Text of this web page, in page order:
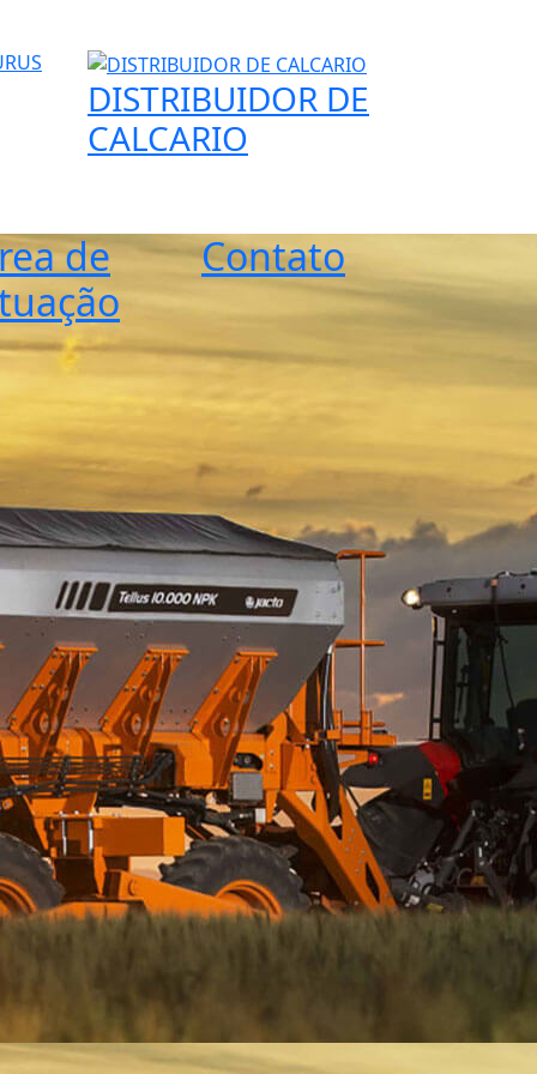
DISTRIBUIDOR DE
CALCARIO
de
Contato